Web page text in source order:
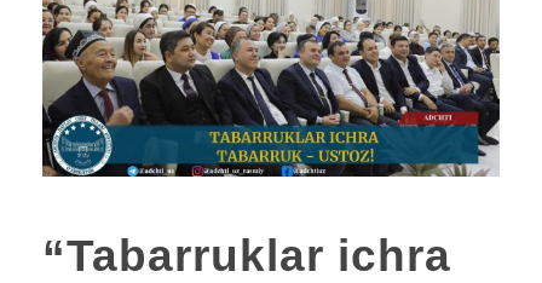
“Tabarruklar ichra